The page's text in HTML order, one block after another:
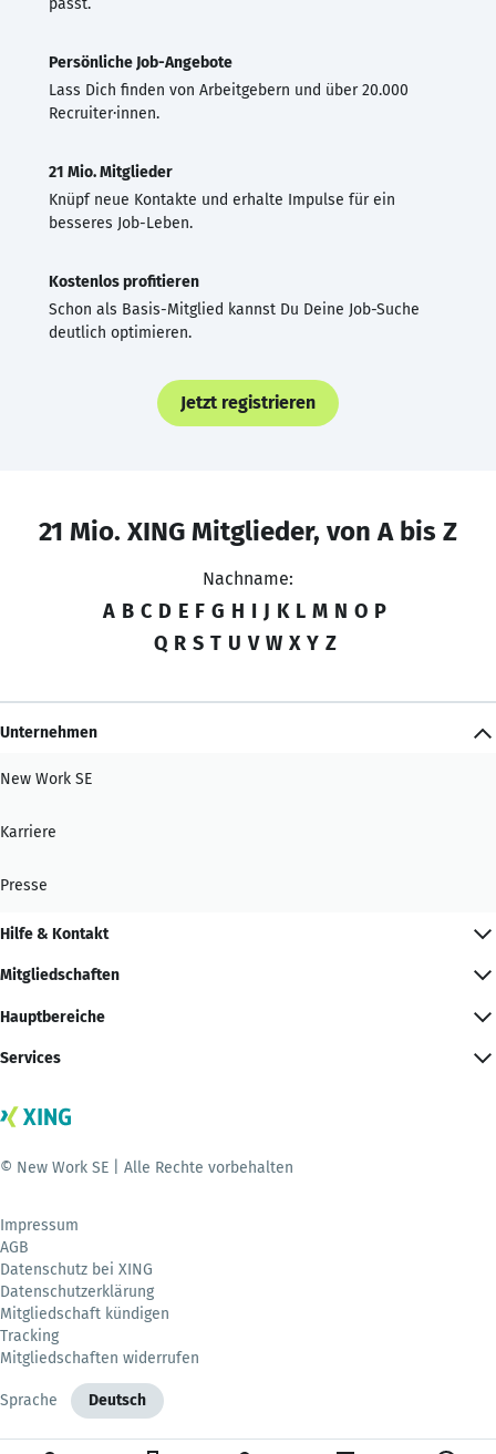
Persönliche Job-Angebote
Lass Dich finden von Arbeitgebern und über 20.000
Recruiter·innen.
21 Mio. Mitglieder
Knüpf neue Kontakte und erhalte Impulse für ein
besseres Job-Leben.
Kostenlos profitieren
Schon als Basis-Mitglied kannst Du Deine Job-Suche
deutlich optimieren.
Jetzt registrieren
21 Mio. XING Mitglieder, von A bis Z
Nachname:
A B C D E F G H I J K L M N O P
Q R S T U V W X Y Z
Unternehmen
New Work SE
Karriere
Presse
Hilfe & Kontakt
Mitgliedschaften
Hauptbereiche
Services
© New Work SE | Alle Rechte vorbehalten
Impressum
AGB
Datenschutz bei XING
Datenschutzerklärung
Mitgliedschaft kündigen
Tracking
Mitgliedschaften widerrufen
Sprache Deutsch